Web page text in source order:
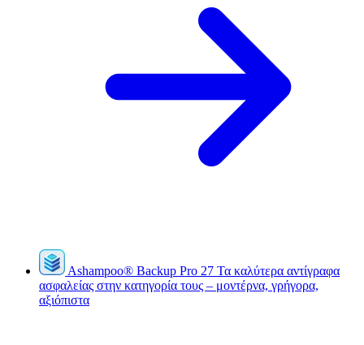
Ashampoo® Backup Pro 27 Τα καλύτερα αντίγραφα
ασφαλείας στην κατηγορία τους – μοντέρνα, γρήγορα,
αξιόπιστα